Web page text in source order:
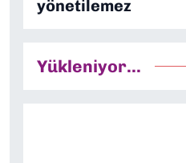
yönetilemez
Yükleniyor...